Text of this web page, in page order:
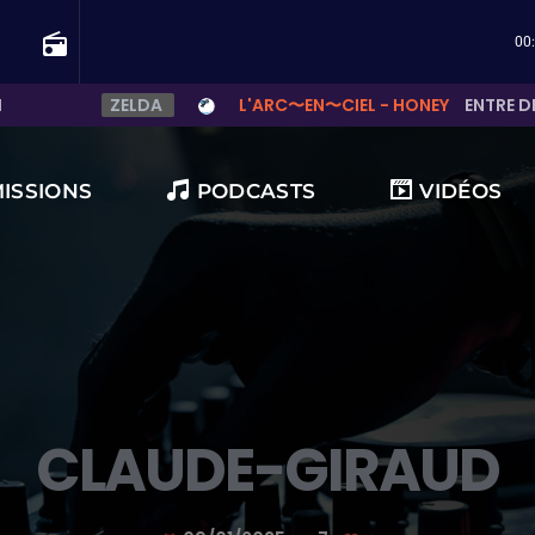
radio
?
ZELDA L'ARC〜EN〜CIEL - HONEY ENTRE
PODCASTS VIDÉOS
CLAUDE-GIRAUD